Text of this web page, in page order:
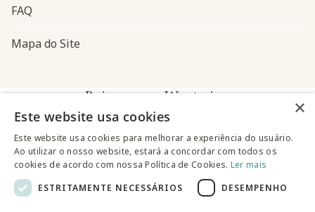
FAQ
Mapa do Site
Baixe o app Westwing
×
Este website usa cookies
Este website usa cookies para melhorar a experiência do usuário.
Ao utilizar o nosso website, estará a concordar com todos os
cookies de acordo com nossa Política de Cookies. Ler mais
ESTRITAMENTE NECESSÁRIOS
DESEMPENHO